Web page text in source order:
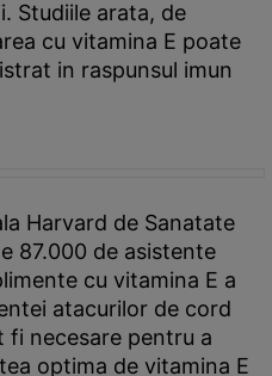
Studiile arata, de
cu vitamina E poate
in raspunsul imun
Harvard de Sanatate
87.000 de asistente
cu vitamina E a
atacurilor de cord
fi necesare pentru a
optima de vitamina E